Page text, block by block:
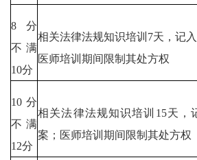
8分
不满
10分
相关法律法规知识培训7天，记
医师培训期间限制其处方权
10分
不满
12分
相关法律法规知识培训15天，
案；医师培训期间限制其处方权